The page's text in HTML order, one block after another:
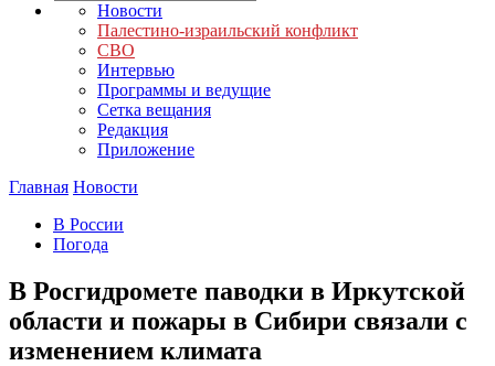
Новости
Палестино-израильский конфликт
СВО
Интервью
Программы и ведущие
Сетка вещания
Редакция
Приложение
Главная Новости
В России
Погода
В Росгидромете паводки в Иркутской
области и пожары в Сибири связали с
изменением климата